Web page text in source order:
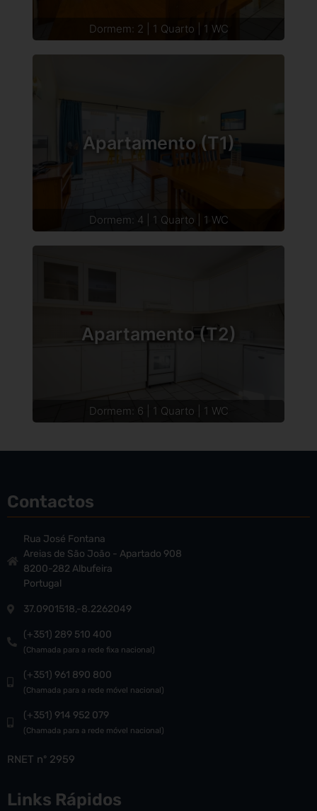
Dormem: 2 | 1 Quarto | 1 WC
Apartamento (T1)
Dormem: 4 | 1 Quarto | 1 WC
Apartamento (T2)
Dormem: 6 | 1 Quarto | 1 WC
Contactos
Rua José Fontana
Areias de São João - Apartado 908
8200-282 Albufeira
Portugal
37.0901518,-8.2262049
(+351) 289 510 400
(Chamada para a rede fixa nacional)
(+351) 961 890 800
(Chamada para a rede móvel nacional)
(+351) 914 952 079
(Chamada para a rede móvel nacional)
RNET nº 2959
Links Rápidos